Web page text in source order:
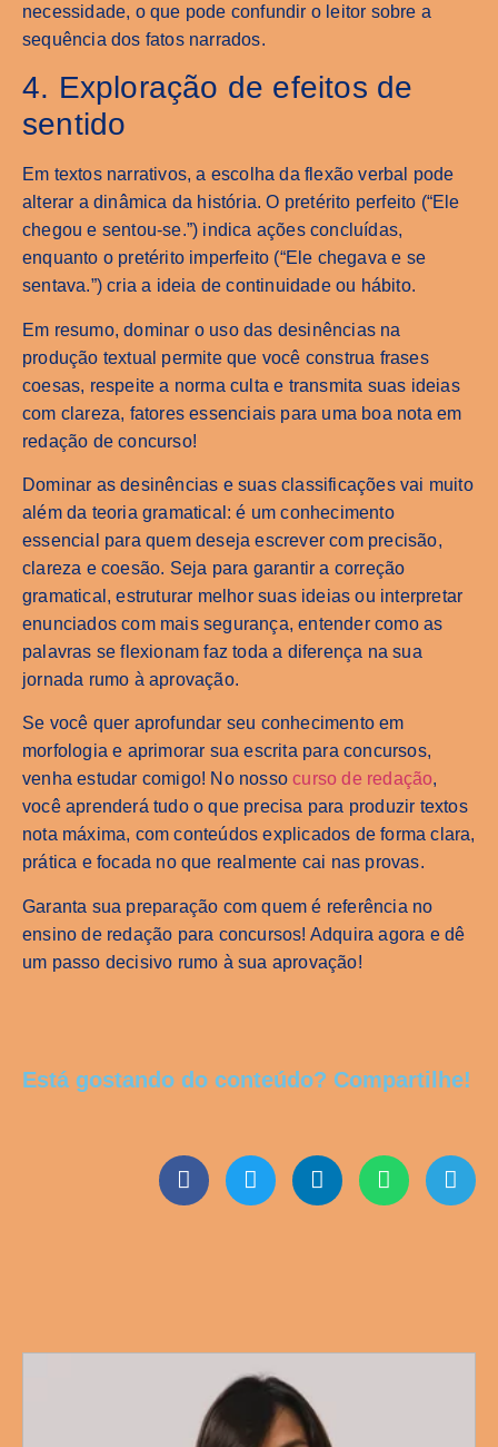
necessidade, o que pode confundir o leitor sobre a
sequência dos fatos narrados.
4. Exploração de efeitos de
sentido
Em textos narrativos, a escolha da flexão verbal pode
alterar a dinâmica da história. O pretérito perfeito (“Ele
chegou e sentou-se.”) indica ações concluídas,
enquanto o pretérito imperfeito (“Ele chegava e se
sentava.”) cria a ideia de continuidade ou hábito.
Em resumo, dominar o uso das desinências na
produção textual permite que você construa frases
coesas, respeite a norma culta e transmita suas ideias
com clareza, fatores essenciais para uma boa nota em
redação de concurso!
Dominar as desinências e suas classificações vai muito
além da teoria gramatical: é um conhecimento
essencial para quem deseja escrever com precisão,
clareza e coesão. Seja para garantir a correção
gramatical, estruturar melhor suas ideias ou interpretar
enunciados com mais segurança, entender como as
palavras se flexionam faz toda a diferença na sua
jornada rumo à aprovação.
Se você quer aprofundar seu conhecimento em
morfologia e aprimorar sua escrita para concursos,
venha estudar comigo! No nossocurso de redação,
você aprenderá tudo o que precisa para produzir textos
nota máxima, com conteúdos explicados de forma clara,
prática e focada no que realmente cai nas provas.
Garanta sua preparação com quem é referência no
ensino de redação para concursos! Adquira agora e dê
um passo decisivo rumo à sua aprovação!
Está gostando do conteúdo? Compartilhe!